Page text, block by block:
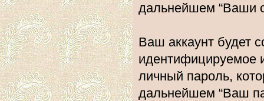
дальнейшем “Ваши
Ваш аккаунт будет
идентифицируемое
личный пароль,
дальнейшем “Ваш